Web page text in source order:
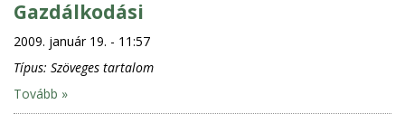
Gazdálkodási
2009. január 19. - 11:57
Típus: Szöveges tartalom
Tovább »